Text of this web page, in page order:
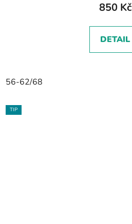
850 Kč
DETAIL
56-62/68
TIP